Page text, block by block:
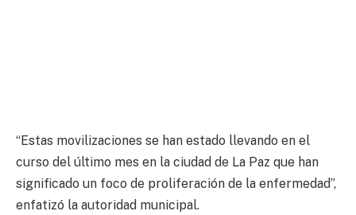
“Estas movilizaciones se han estado llevando en el
curso del último mes en la ciudad de La Paz que han
significado un foco de proliferación de la enfermedad”,
enfatizó la autoridad municipal.